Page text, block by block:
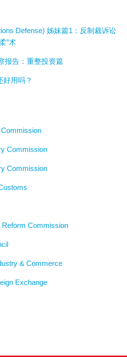
Defense) 姊妹篇1：反制裁诉讼
”术
报告：重整投资篇
用吗？
Commission
Commission
Reform Commission
& Commerce
Exchange